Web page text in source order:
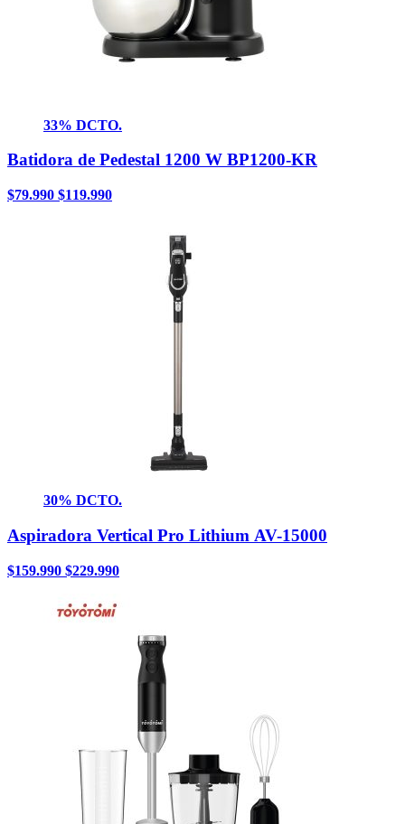
33% DCTO.
Batidora de Pedestal 1200 W BP1200-KR
$79.990 $119.990
30% DCTO.
Aspiradora Vertical Pro Lithium AV-15000
$159.990 $229.990